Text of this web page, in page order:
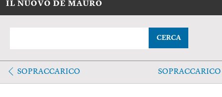
IL NUOVO DE MAURO
CERCA
SOPRACCARICO SOPRACCARICO